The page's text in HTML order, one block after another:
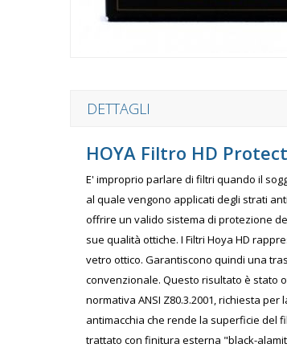
DETTAGLI
HOYA Filtro HD
E' improprio parlare di filtri quando il
al quale vengono applicati degli strati
offrire un valido sistema di protezione
sue qualità ottiche. I Filtri Hoya HD
vetro ottico. Garantiscono quindi una
convenzionale. Questo risultato è stato
normativa ANSI Z80.3.2001, richiesta
antimacchia che rende la superficie del
trattato con finitura esterna "black-